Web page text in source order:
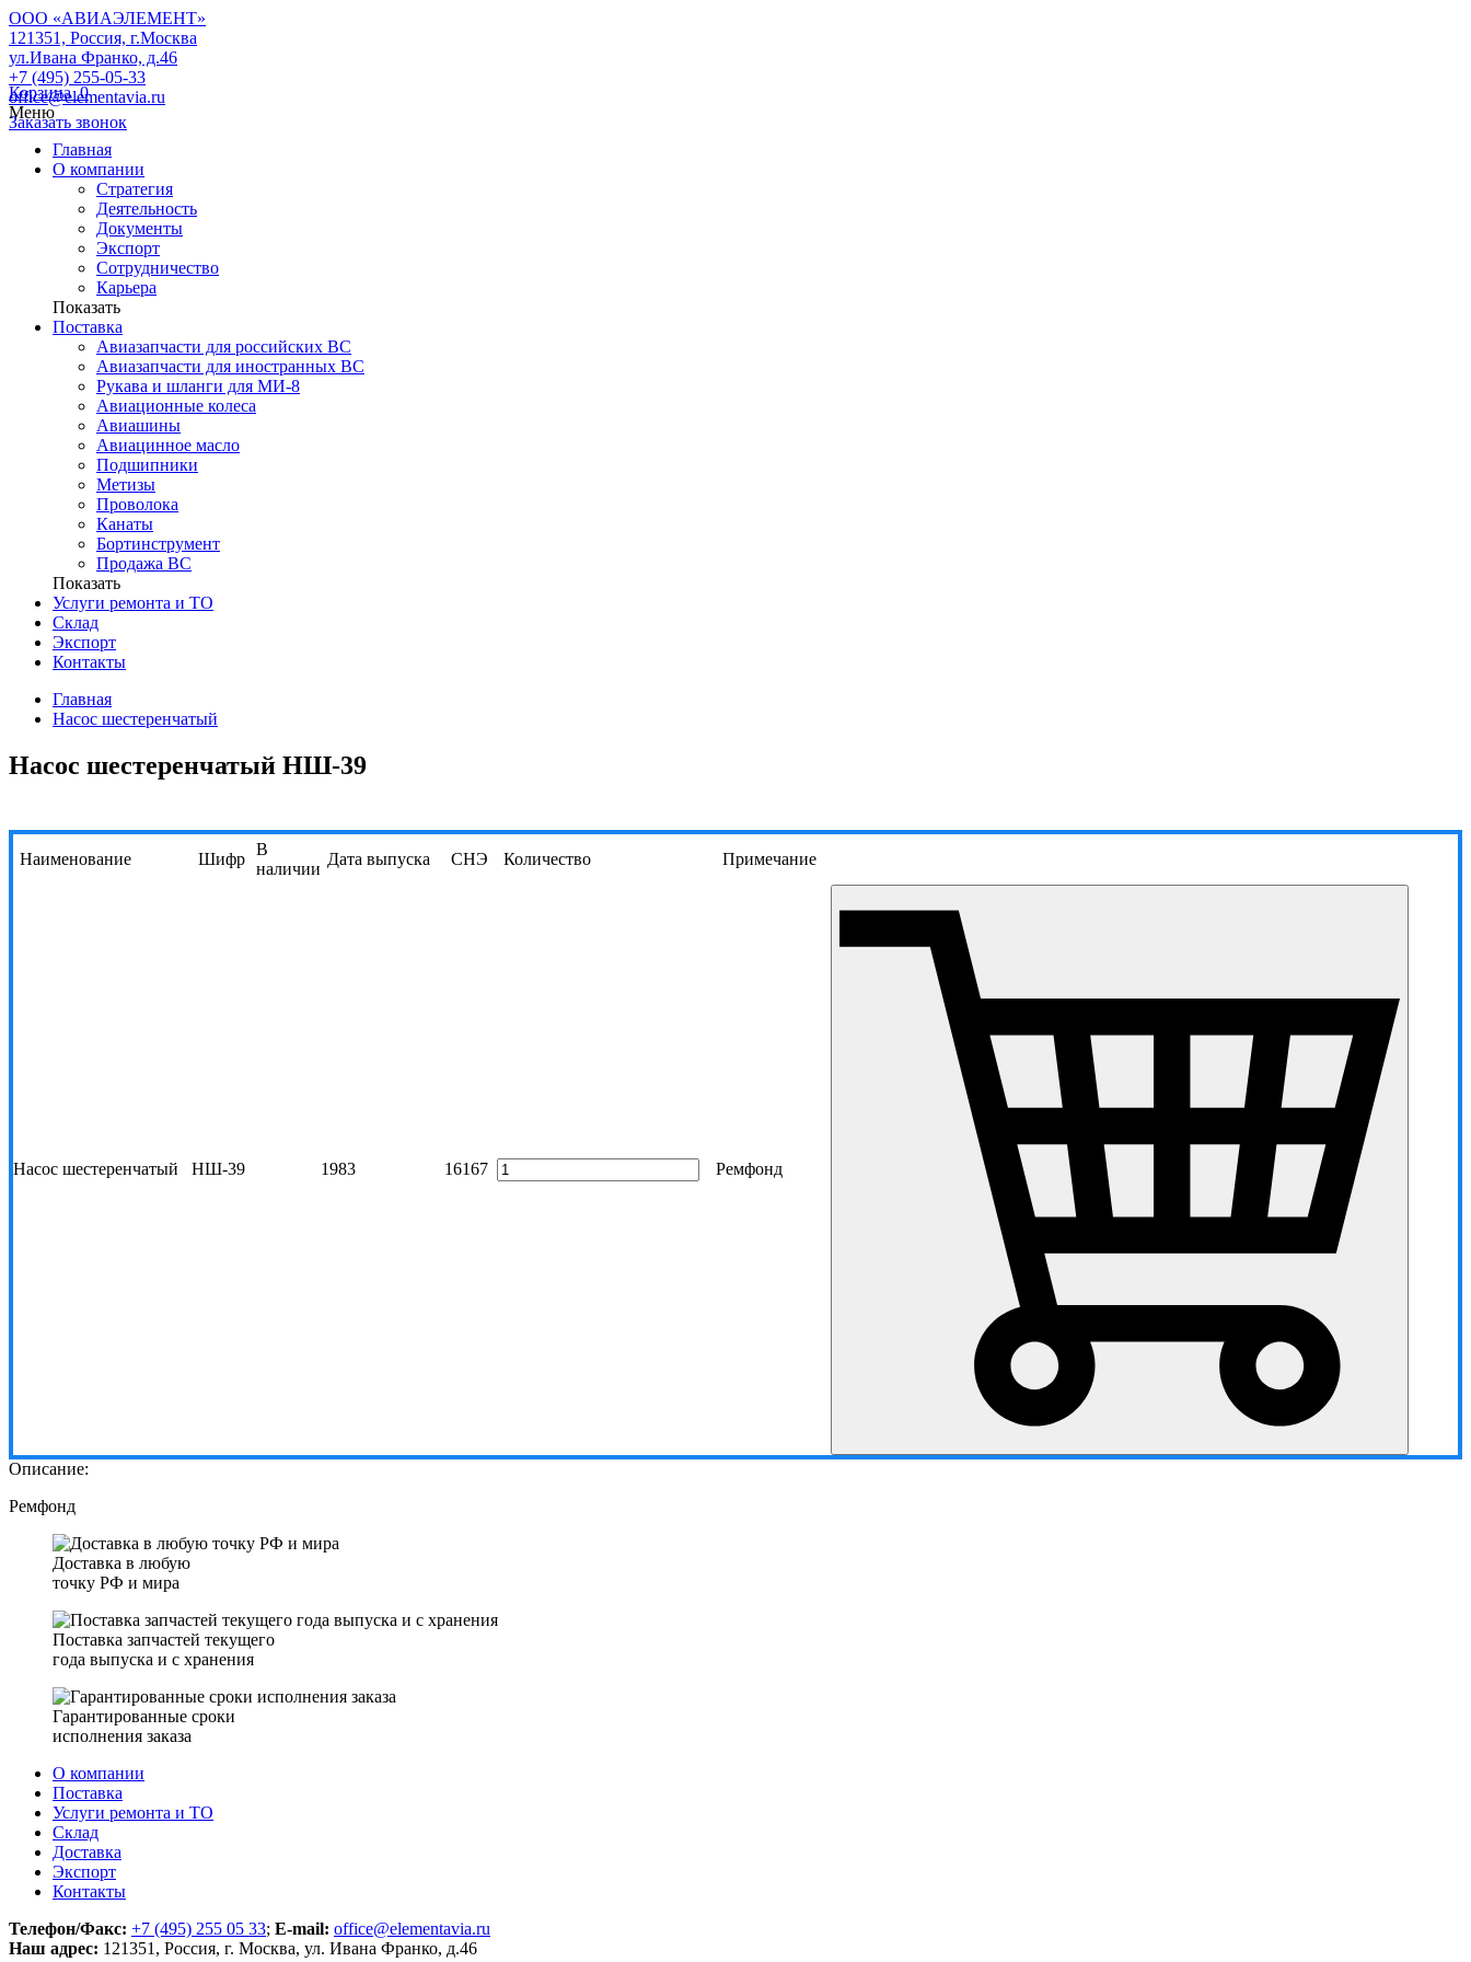
ООО «АВИАЭЛЕМЕНТ»
121351, Россия, г.Москва
ул.Ивана Франко, д.46
+7 (495) 255-05-33
office@elementavia.ru
Заказать звонок
Корзина0
Меню
Главная
О компании
Стратегия
Деятельность
Документы
Экспорт
Сотрудничество
Карьера
Показать
Поставка
Авиазапчасти для российских ВС
Авиазапчасти для иностранных ВС
Рукава и шланги для МИ-8
Авиационные колеса
Авиашины
Авиацинное масло
Подшипники
Метизы
Проволока
Канаты
Бортинструмент
Продажа ВС
Показать
Услуги ремонта и ТО
Склад
Экспорт
Контакты
Главная
Насос шестеренчатый
Насос шестеренчатый НШ-39
Наименование Шифр
В
наличии
Дата выпуска СНЭ Количество Примечание
Насос шестеренчатый НШ-39 1983 16167 Ремфонд
Описание:
Ремфонд
Доставка в любую
точку РФ и мира
Поставка запчастей текущего
года выпуска и с хранения
Гарантированные сроки
исполнения заказа
О компании
Поставка
Услуги ремонта и ТО
Склад
Доставка
Экспорт
Контакты
Телефон/Факс: +7 (495) 255 05 33; E-mail: office@elementavia.ru
Наш адрес: 121351, Россия, г. Москва, ул. Ивана Франко, д.46